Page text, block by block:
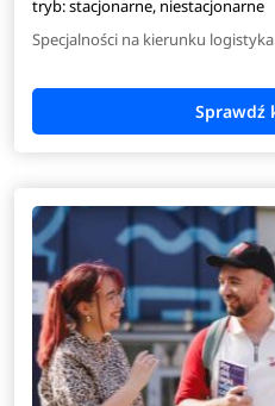
tryb: stacjonarne, niestacjonarne
Specjalności na kierunku logistyka